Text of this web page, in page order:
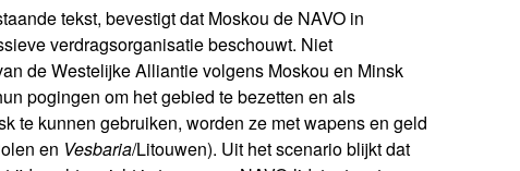
tekst, bevestigt dat Moskou de NAVO in
verdragsorganisatie beschouwt. Niet
de Westelijke Alliantie volgens Moskou en Minsk
pogingen om het gebied te bezetten en als
te kunnen gebruiken, worden ze met wapens en geld
en Vesbaria/Litouwen). Uit het scenario blijkt dat